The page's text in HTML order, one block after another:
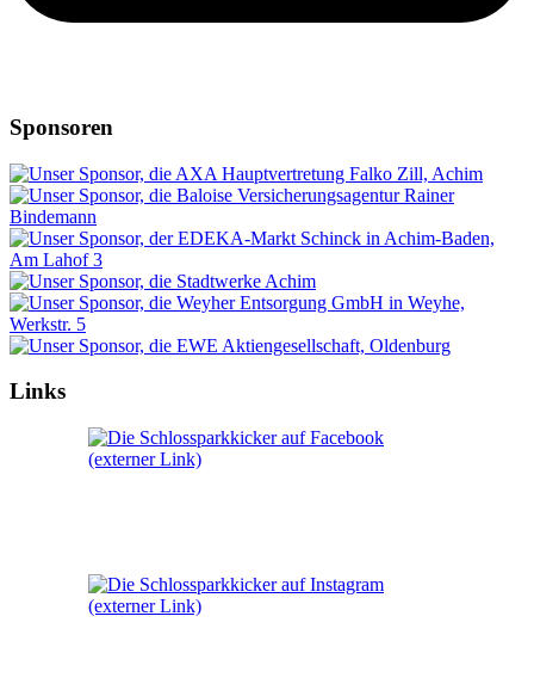
Sponsoren
Links